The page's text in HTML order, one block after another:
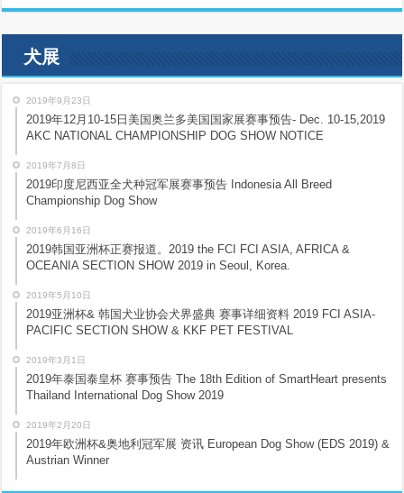
犬展
2019年9月23日
2019年12月10-15日美国奥兰多美国国家展赛事预告- Dec. 10-15,2019
AKC NATIONAL CHAMPIONSHIP DOG SHOW NOTICE
2019年7月8日
2019印度尼西亚全犬种冠军展赛事预告 Indonesia All Breed
Championship Dog Show
2019年6月16日
2019韩国亚洲杯正赛报道。2019 the FCI FCI ASIA, AFRICA &
OCEANIA SECTION SHOW 2019 in Seoul, Korea.
2019年5月10日
2019亚洲杯& 韩国犬业协会犬界盛典 赛事详细资料 2019 FCI ASIA-
PACIFIC SECTION SHOW & KKF PET FESTIVAL
2019年3月1日
2019年泰国泰皇杯 赛事预告 The 18th Edition of SmartHeart presents
Thailand International Dog Show 2019
2019年2月20日
2019年欧洲杯&奥地利冠军展 资讯 European Dog Show (EDS 2019) &
Austrian Winner